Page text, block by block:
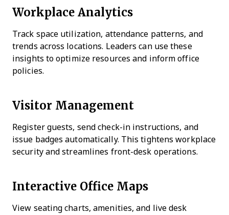
Workplace Analytics
Track space utilization, attendance patterns, and
trends across locations. Leaders can use these
insights to optimize resources and inform office
policies.
Visitor Management
Register guests, send check-in instructions, and
issue badges automatically. This tightens workplace
security and streamlines front-desk operations.
Interactive Office Maps
View seating charts, amenities, and live desk